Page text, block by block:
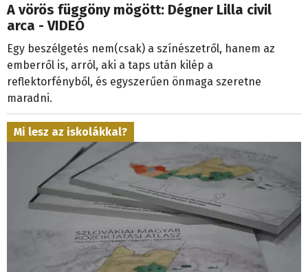
A vörös függöny mögött: Dégner Lilla civil
arca - VIDEÓ
Egy beszélgetés nem(csak) a színészetről, hanem az
emberről is, arról, aki a taps után kilép a
reflektorfényből, és egyszerűen önmaga szeretne
maradni.
Mi lesz az iskolákkal?